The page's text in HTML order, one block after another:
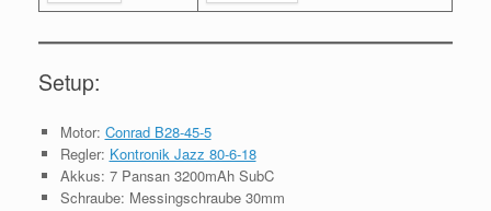
Setup:
Motor: Conrad B28-45-5
Regler: Kontronik Jazz 80-6-18
Akkus: 7 Pansan 3200mAh SubC
Schraube: Messingschraube 30mm